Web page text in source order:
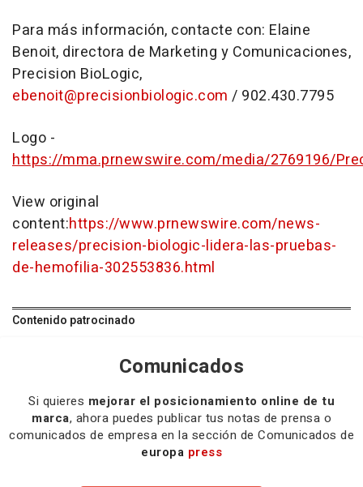
Para más información, contacte con: Elaine
Benoit, directora de Marketing y Comunicaciones,
Precision BioLogic,
ebenoit@precisionbiologic.com / 902.430.7795
Logo -
https://mma.prnewswire.com/media/2769196/
View original
content:https://www.prnewswire.com/news-
releases/precision-biologic-lidera-las-pruebas-
de-hemofilia-302553836.html
Contenido patrocinado
Comunicados
Si quieres mejorar el posicionamiento online de tu
marca, ahora puedes publicar tus notas de prensa o
comunicados de empresa en la sección de Comunicados de
europa press